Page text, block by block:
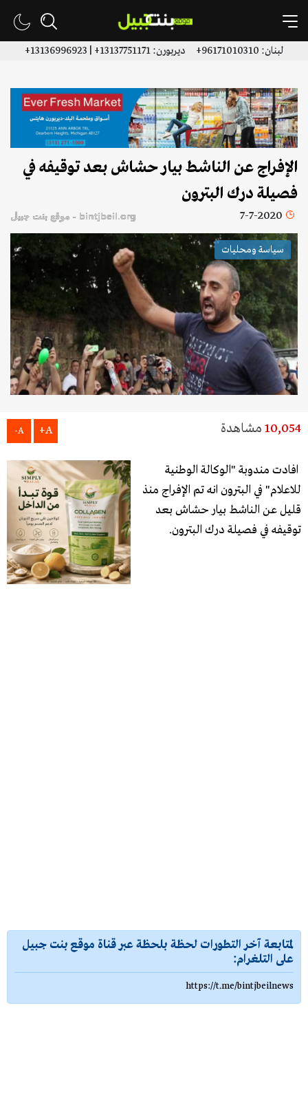
لبنان: 96171010310+ ديربورن: 13137751171+ | 13136996923+
الإفراج عن الناشط بيار حشاش بعد توقيفه في
فصيلة درك البترون
7-7-2020 bintjbeil.org - موقع بنت جبيل
سياسة ومحليات
10,054 مشاهدة A+
A-
افادت مندوبة "الوكالة الوطنية
للاعلام" في البترون انه تم الإفراج منذ
قليل عن الناشط بيار حشاش بعد
توقيفه في فصيلة درك البترون.
لمتابعة آخر التطورات لحظة بلحظة عبر قناة موقع بنت جبيل
على التلغرام:
https://t.me/bintjbeilnews